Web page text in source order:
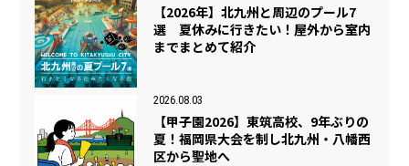
【2026年】北九州と周辺のプール7
選 夏休みに行きたい！屋外から室内
までまとめて紹介
2026.08.03
【甲子園2026】東筑高校、9年ぶりの
夏！福岡県大会を制し北九州・八幡西
区から聖地へ